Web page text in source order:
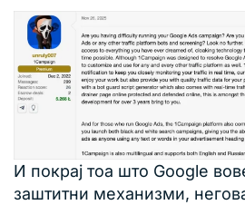
И покрај тоа што Google
заштитни механизми,